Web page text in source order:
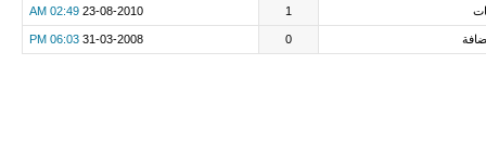
1
23-08-2010
02:49 AM
0
31-03-2008
06:03 PM